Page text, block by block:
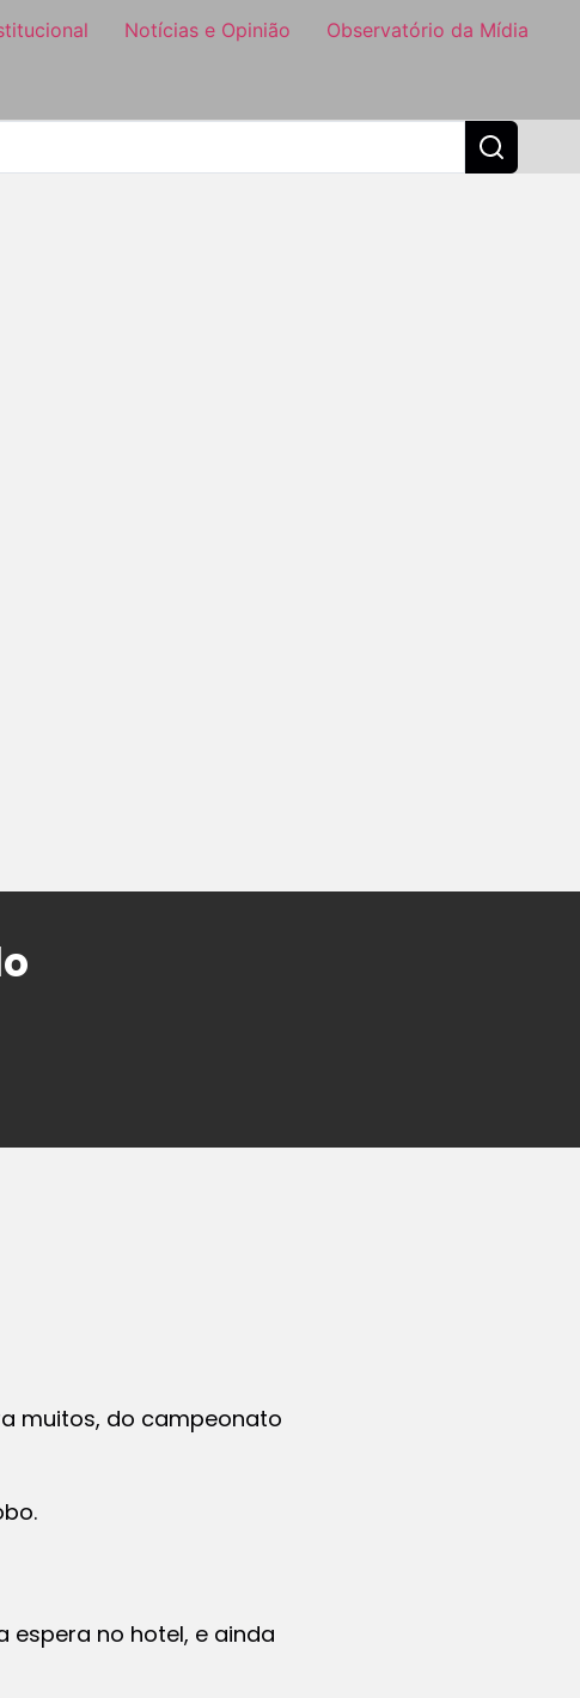
Notícias e Opinião Observatório da Mídia
muitos, do campeonato
espera no hotel, e ainda